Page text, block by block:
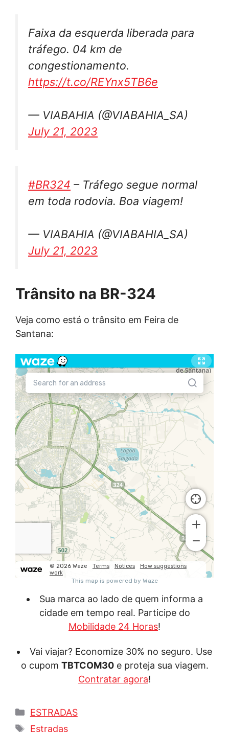
Faixa da esquerda liberada para
tráfego. 04 km de
congestionamento.
https://t.co/REYnx5TB6e
— VIABAHIA (@VIABAHIA_SA)
July 21, 2023
#BR324 – Tráfego segue normal
em toda rodovia. Boa viagem!
— VIABAHIA (@VIABAHIA_SA)
July 21, 2023
Trânsito na BR-324
Veja como está o trânsito em Feira de
Santana:
Sua marca ao lado de quem informa a
cidade em tempo real. Participe do
Mobilidade 24 Horas!
Vai viajar? Economize 30% no seguro. Use
o cupom TBTCOM30e proteja sua viagem.
Contratar agora!
Categorias
ESTRADAS
Tags
Estradas